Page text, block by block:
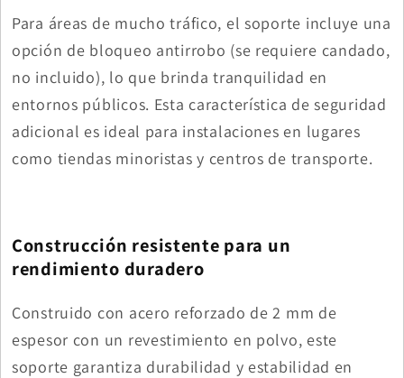
Para áreas de mucho tráfico, el soporte incluye una
opción de bloqueo antirrobo (se requiere candado,
no incluido), lo que brinda tranquilidad en
entornos públicos. Esta característica de seguridad
adicional es ideal para instalaciones en lugares
como tiendas minoristas y centros de transporte.
Construcción resistente para un
rendimiento duradero
Construido con acero reforzado de 2 mm de
espesor con un revestimiento en polvo, este
soporte garantiza durabilidad y estabilidad en